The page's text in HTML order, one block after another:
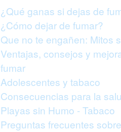
¿Qué ganas si dejas de
¿Cómo dejar de fumar?
Que no te engañen: Mitos
Ventajas, consejos y
fumar
Adolescentes y tabaco
Consecuencias para la
Playas sin Humo - Tabaco
Preguntas frecuentes